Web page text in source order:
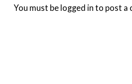
You must be logged in to post a